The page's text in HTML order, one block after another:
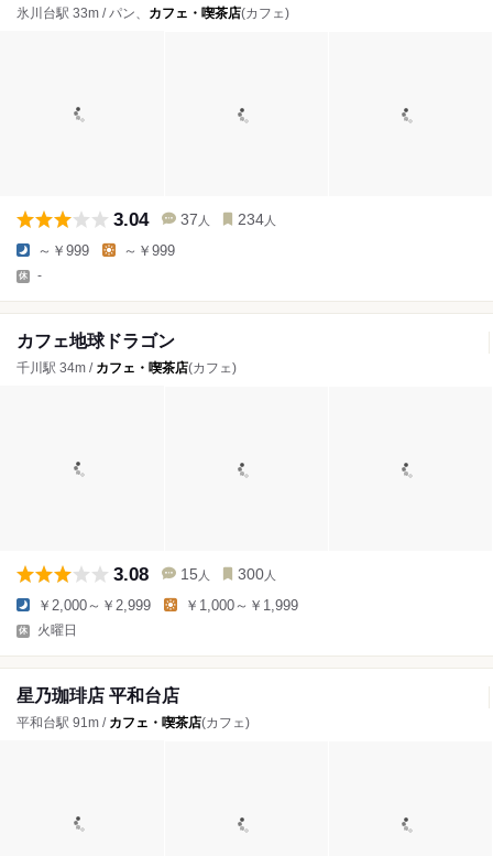
氷川台駅 33m / パン、 カフェ・喫茶店(カフェ)
3.04 37 人 234 人
～￥999 ～￥999
-
カフェ地球ドラゴン
千川駅 34m / カフェ・喫茶店(カフェ)
3.08 15 人 300 人
￥2,000～￥2,999 ￥1,000～￥1,999
火曜日
星乃珈琲店 平和台店
平和台駅 91m / カフェ・喫茶店(カフェ)